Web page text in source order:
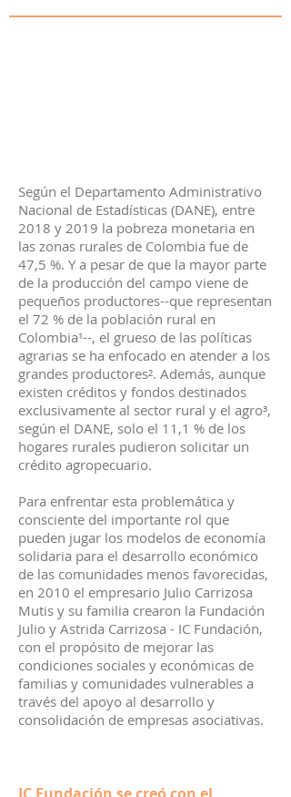
Según el Departamento Administrativo
Nacional de Estadísticas (DANE), entre
2018 y 2019 la pobreza monetaria en
las zonas rurales de Colombia fue de
47,5 %. Y a pesar de que la mayor parte
de la producción del campo viene de
pequeños productores--que representan
el 72 % de la población rural en
Colombia¹--, el grueso de las políticas
agrarias se ha enfocado en atender a los
grandes productores². Además, aunque
existen créditos y fondos destinados
exclusivamente al sector rural y el agro³,
según el DANE, solo el 11,1 % de los
hogares rurales pudieron solicitar un
crédito agropecuario.
Para enfrentar esta problemática y
consciente del importante rol que
pueden jugar los modelos de economía
solidaria para el desarrollo económico
de las comunidades menos favorecidas,
en 2010 el empresario Julio Carrizosa
Mutis y su familia crearon la Fundación
Julio y Astrida Carrizosa - IC Fundación,
con el propósito de mejorar las
condiciones sociales y económicas de
familias y comunidades vulnerables a
través del apoyo al desarrollo y
consolidación de empresas asociativas.